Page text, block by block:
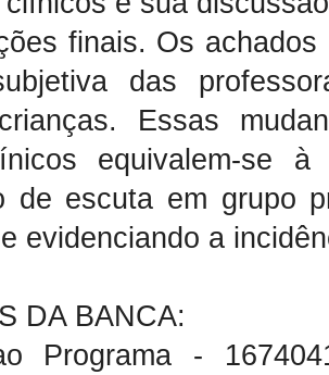
finais. Os
das
Essas
equivalem-se
de escuta em grupo
evidenciando a
DA BANCA:
Programa -